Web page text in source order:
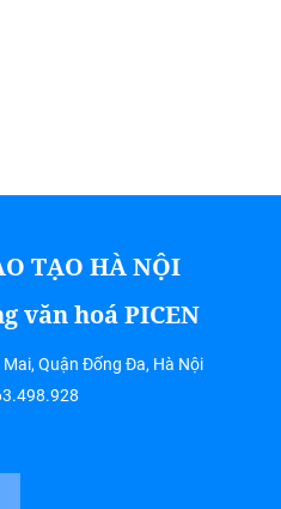
TẠO HÀ NỘI
văn hoá PICEN
Quận Đống Đa, Hà Nội